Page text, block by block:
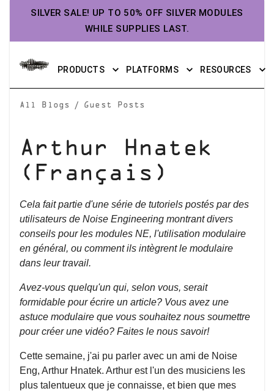
SILVER SALE! UP TO 50% OFF SILVER MODULES
WHILE SUPPLIES LAST.
PRODUCTS PLATFORMS RESOURCES
All Blogs / Guest Posts
Arthur Hnatek
(Français)
Cela fait partie d'une série de tutoriels postés par des
utilisateurs de Noise Engineering montrant divers
conseils pour les modules NE, l'utilisation modulaire
en général, ou comment ils intègrent le modulaire
dans leur travail.
Avez-vous quelqu'un qui, selon vous, serait
formidable pour écrire un article? Vous avez une
astuce modulaire que vous souhaitez nous soumettre
pour créer une vidéo? Faites le nous savoir!
Cette semaine, j'ai pu parler avec un ami de Noise
Eng, Arthur Hnatek. Arthur est l'un des musiciens les
plus talentueux que je connaisse, et bien que mes